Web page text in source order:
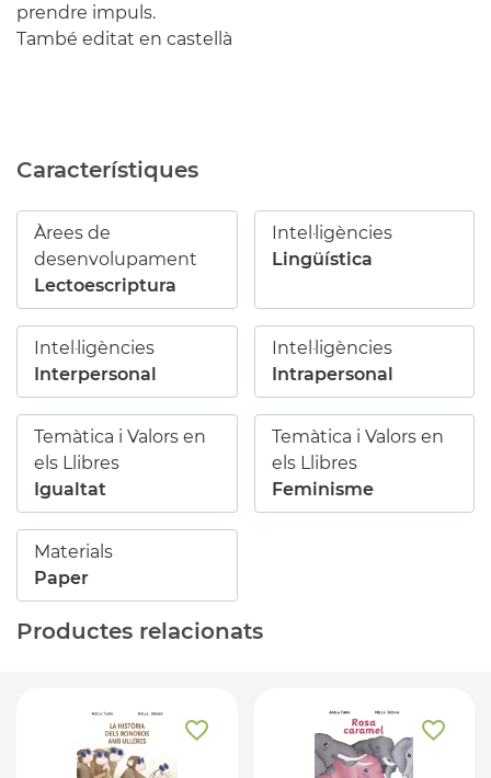
prendre impuls.
També editat en castellà
Característiques
Àrees de
desenvolupament
Lectoescriptura
Intel·ligències
Lingüística
Intel·ligències
Interpersonal
Intel·ligències
Intrapersonal
Temàtica i Valors en
els Llibres
Igualtat
Temàtica i Valors en
els Llibres
Feminisme
Materials
Paper
Productes relacionats